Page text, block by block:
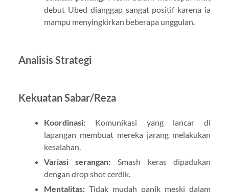
debut Ubed dianggap sangat positif karena ia
mampu menyingkirkan beberapa unggulan.
Analisis Strategi
Kekuatan Sabar/Reza
Koordinasi:Komunikasi yang lancar di
lapangan membuat mereka jarang melakukan
kesalahan.
Variasi serangan: Smash keras dipadukan
dengan drop shot cerdik.
Mentalitas:Tidak mudah panik meski dalam